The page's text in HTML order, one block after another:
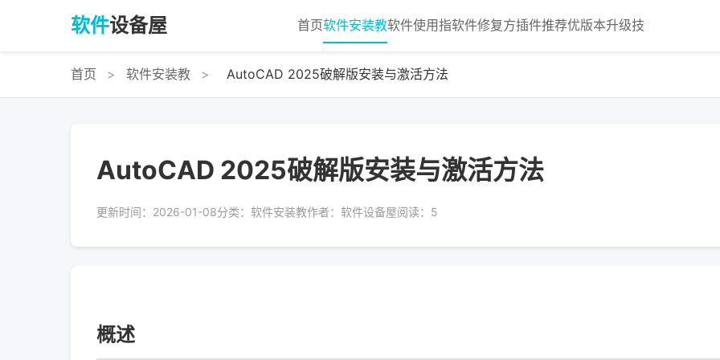
软件设备屋 首页软件安装教软件使用指软件修复方插件推荐优版本升级技
首页 > 软件安装教 > AutoCAD 2025破解版安装与激活方法
AutoCAD 2025破解版安装与激活方法
更新时间：2026-01-08分类：软件安装教作者：软件设备屋阅读：5
概述